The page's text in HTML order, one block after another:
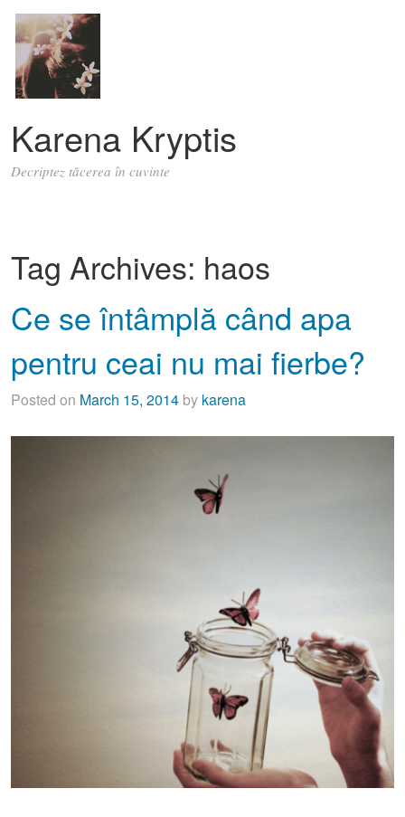
Karena Kryptis
Decriptez tăcerea în cuvinte
Tag Archives: haos
Ce se întâmplă când apa
pentru ceai nu mai fierbe?
Posted on March 15, 2014by karena